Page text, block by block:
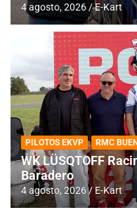
4 agosto, 2026 E-Kart
PILOTOS EKVP RMC
WK LÜSQTOFF
Baradero
4 agosto, 2026 E-Kart